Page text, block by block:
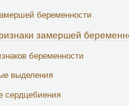
беременности
замершей
беременности
выделения
сердцебиения